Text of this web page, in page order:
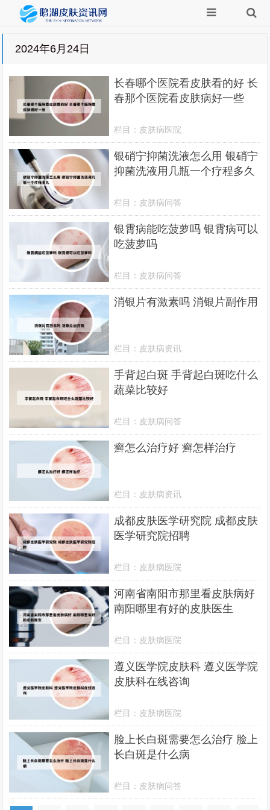
2024年6月24日
长春哪个医院看皮肤看的好 长
春那个医院看皮肤病好一些
栏目： 皮肤病医院
银硝宁抑菌洗液怎么用 银硝宁
抑菌洗液用几瓶一个疗程多久
栏目： 皮肤病问答
银霄病能吃菠萝吗 银霄病可以
吃菠萝吗
栏目： 皮肤病问答
消银片有激素吗 消银片副作用
栏目： 皮肤病资讯
手背起白斑 手背起白斑吃什么
蔬菜比较好
栏目： 皮肤病问答
癣怎么治疗好 癣怎样治疗
栏目： 皮肤病资讯
成都皮肤医学研究院 成都皮肤
医学研究院招聘
栏目： 皮肤病医院
河南省南阳市那里看皮肤病好
南阳哪里有好的皮肤医生
栏目： 皮肤病医院
遵义医学院皮肤科 遵义医学院
皮肤科在线咨询
栏目： 皮肤病医院
脸上长白斑需要怎么治疗 脸上
长白斑是什么病
栏目： 皮肤病问答